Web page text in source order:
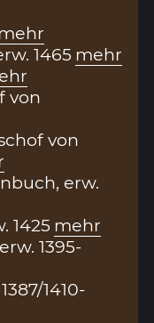
mehr
1465 mehr
von
von
erw.
1425 mehr
1395-
1410-